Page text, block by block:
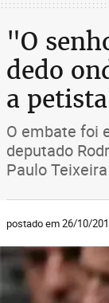
"O
dedo
a
O embate foi
deputado
Paulo
postado em 26/10/